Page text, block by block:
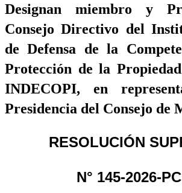
Designan miembro y
Consejo Directivo del
de Defensa de la
Protección de la
INDECOPI, en
Presidencia del Consejo de
RESOLUCIÓN
N° 145-2026-